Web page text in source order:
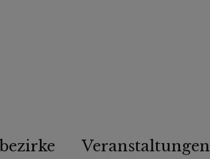
Veranstaltungen